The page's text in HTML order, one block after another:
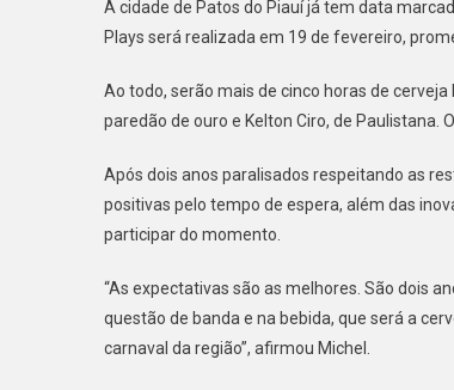
A cidade de Patos do Piauí já tem data
Plays será realizada em 19 de fevereiro,
Ao todo, serão mais de cinco horas de
paredão de ouro e Kelton Ciro, de Paulistana.
Após dois anos paralisados respeitando as
positivas pelo tempo de espera, além das
participar do momento.
“As expectativas são as melhores. São dois
questão de banda e na bebida, que será a
carnaval da região”, afirmou Michel.